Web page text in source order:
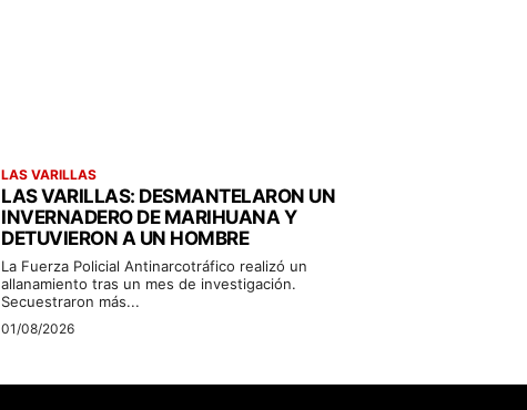
LAS VARILLAS
LAS VARILLAS: DESMANTELARON UN
INVERNADERO DE MARIHUANA Y
DETUVIERON A UN HOMBRE
La Fuerza Policial Antinarcotráfico realizó un
allanamiento tras un mes de investigación.
Secuestraron más...
01/08/2026